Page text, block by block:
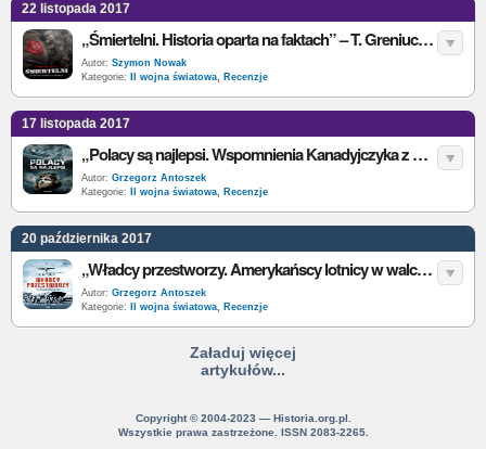
22 listopada 2017
„Śmiertelni. Historia oparta na faktach” – T. Greniuch – recenzja
Autor: Szymon Nowak
Kategorie:
II wojna światowa, Recenzje
17 listopada 2017
„Polacy są najlepsi. Wspomnienia Kanadyjczyka z Dywizjonu 303” – J. Kent – recenzja
Autor: Grzegorz Antoszek
Kategorie:
II wojna światowa, Recenzje
20 października 2017
„Władcy przestworzy. Amerykańscy lotnicy w walce z nazistowskimi Niemcami” – D.L. Miller – recenzja
Autor: Grzegorz Antoszek
Kategorie:
II wojna światowa, Recenzje
Załaduj więcej
artykułów...
Copyright © 2004-2023 — Historia.org.pl.
Wszystkie prawa zastrzeżone. ISSN 2083-2265.